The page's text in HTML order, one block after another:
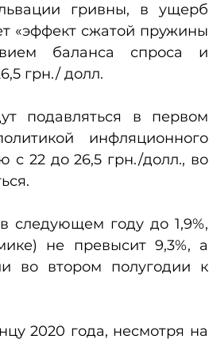
гривны, в ущерб
«эффект сжатой пружины
баланса спроса и
грн./ долл.
подавляться в первом
инфляционного
с 22 до 26,5 грн./долл., во
следующем году до 1,9%,
не превысит 9,3%, а
во втором полугодии к
2020 года, несмотря на